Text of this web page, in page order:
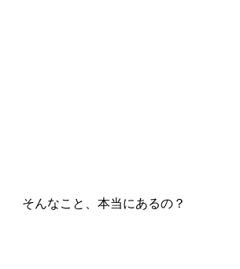
そんなこと、本当にあるの？